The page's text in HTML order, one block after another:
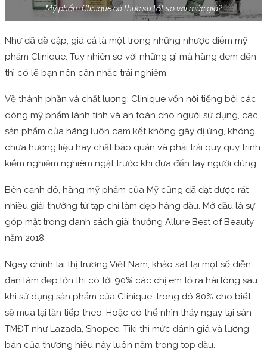
Mỹ phẩm Clinique có thực sự tốt so với mức giá?
Như đã đề cập, giá cả là một trong những nhược điểm mỹ
phẩm Clinique. Tuy nhiên so với những gì mà hãng đem đến
thì có lẽ bạn nên cân nhắc trải nghiệm.
Về thành phần và chất lượng: Clinique vốn nổi tiếng bởi các
dòng mỹ phẩm lành tính và an toàn cho người sử dụng, các
sản phẩm của hãng luôn cam kết không gây dị ứng, không
chứa hương liệu hay chất bảo quản và phải trải quy quy trình
kiểm nghiệm nghiêm ngặt trước khi đưa đến tay người dùng.
Bên cạnh đó, hãng mỹ phẩm của Mỹ cũng đã đạt được rất
nhiều giải thưởng từ tạp chí làm đẹp hàng đầu. Mở đầu là sự
góp mặt trong danh sách giải thưởng Allure Best of Beauty
năm 2018.
Ngay chính tại thị trường Việt Nam, khảo sát tại một số diễn
đàn làm đẹp lớn thì có tới 90% các chị em tỏ ra hài lòng sau
khi sử dụng sản phẩm của Clinique, trong đó 80% cho biết
sẽ mua lại lần tiếp theo. Hoặc có thể nhìn thấy ngay tại sàn
TMĐT như Lazada, Shopee, Tiki thì mức đánh giá và lượng
bán của thương hiệu này luôn nằm trong top đầu.